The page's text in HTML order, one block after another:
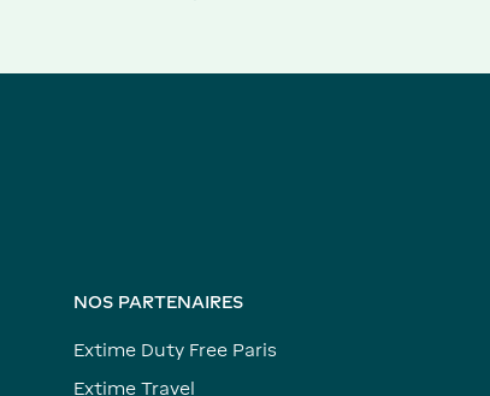
NOS PARTENAIRES
Extime Duty Free Paris
Extime Travel